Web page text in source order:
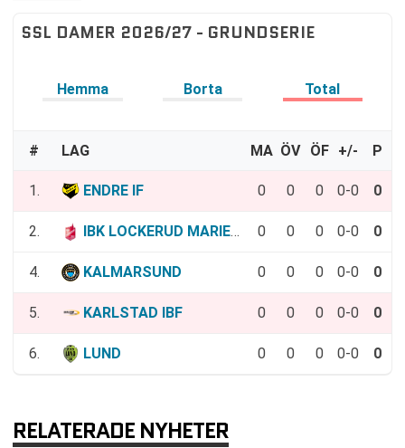
SSL DAMER 2026/27 - GRUNDSERIE
Hemma Borta Total
# LAG MA ÖV ÖF +/- P
1. ENDRE IF 0 0 0 0-0 0
2. IBK LOCKERUD MARIESTAD 0 0 0 0-0 0
4. KALMARSUND 0 0 0 0-0 0
5. KARLSTAD IBF 0 0 0 0-0 0
6. LUND 0 0 0 0-0 0
RELATERADE NYHETER